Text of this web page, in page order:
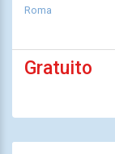
Roma
Gratuito